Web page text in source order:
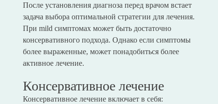
После установления диагноза перед врачом встает
задача выбора оптимальной стратегии для лечения.
При mild симптомах может быть достаточно
консервативного подхода. Однако если симптомы
более выраженные, может понадобиться более
активное лечение.
Консервативное лечение
Консервативное лечение включает в себя: